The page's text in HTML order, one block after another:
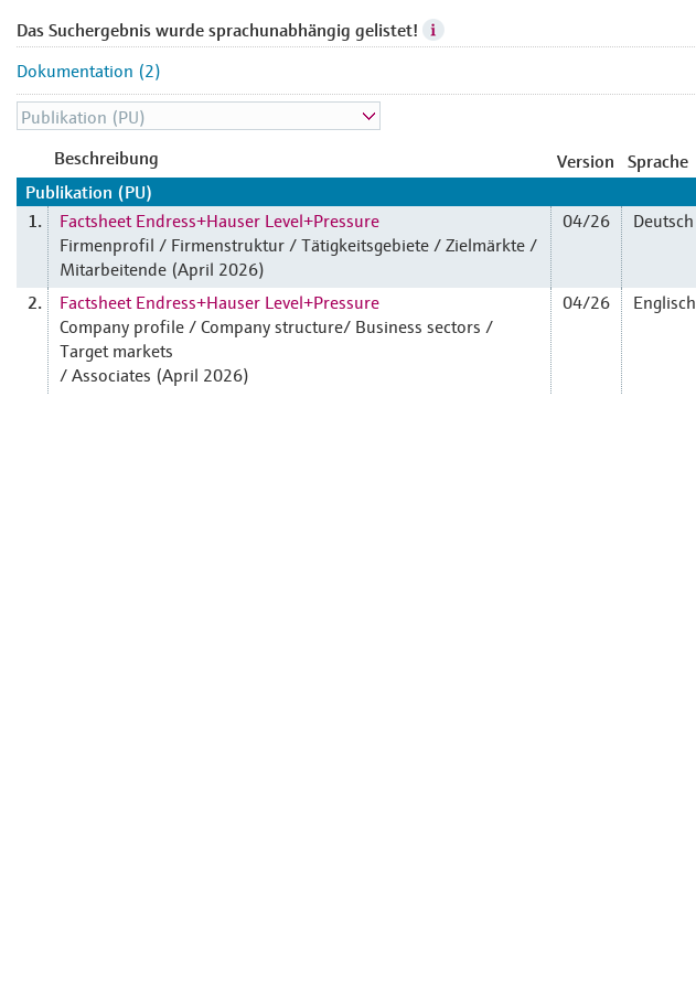
Das Suchergebnis wurde sprachunabhängig gelistet!
Dokumentation (2)
Beschreibung Version
Sprache
Publikation (PU)
1.
Factsheet Endress+Hauser Level+Pressure
Firmenprofil / Firmenstruktur / Tätigkeitsgebiete / Zielmärkte /
Mitarbeitende (April 2026)
04/26 Deutsch
2.
Factsheet Endress+Hauser Level+Pressure
Company profile / Company structure/ Business sectors /
Target markets
/ Associates (April 2026)
04/26 Englisch